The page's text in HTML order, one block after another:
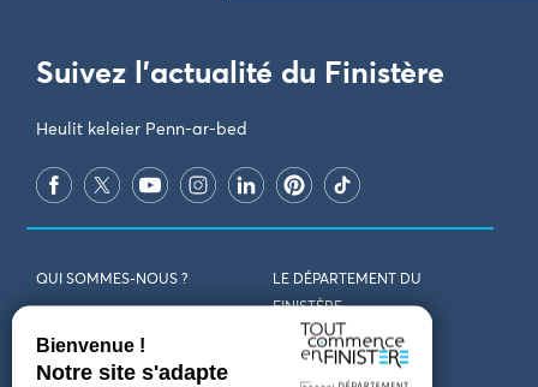
Suivez l'actualité du Finistère
Heulit keleier Penn-ar-bed
QUI SOMMES-NOUS ?
LE DÉPARTEMENT DU
FINISTÈRE
REJOIGNEZ-NOUS VENIR EN FINISTÈRE